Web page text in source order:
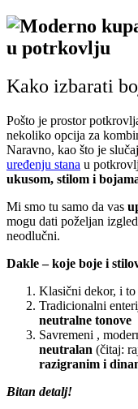
Kako izbarati
Pošto je prostor
nekoliko opcija za
Naravno, kao što je
uređenju stana u
ukusom, stilom i
Mi smo tu samo da vas
mogu dati poželjan
neodlučni.
Dakle – koje boje i
Klasični dekor, i to
Tradicionalni
neutralne tonove
Savremeni ,
neutralan (čitaj:
razigranim i
Bitan detalj!